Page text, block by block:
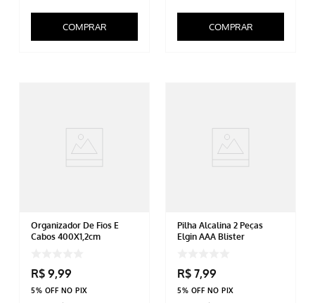
COMPRAR COMPRAR
Organizador De Fios E
Cabos 400X1,2cm
R$ 9,99
5% OFF NO PIX
Pilha Alcalina 2 Peças
Elgin AAA Blister
R$ 7,99
5% OFF NO PIX